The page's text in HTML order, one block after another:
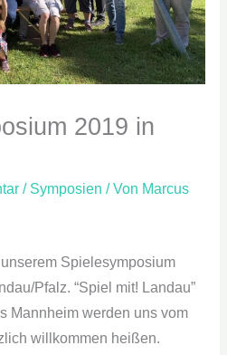
2019 in
/ Symposien / Von Marcus
Spielesymposium
Pfalz. “Spiel mit! Landau”
Mannheim werden uns vom
willkommen heißen.